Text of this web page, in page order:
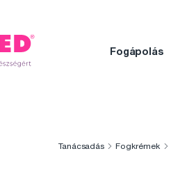
Fogápolás
Tanácsadás Fogkrémek